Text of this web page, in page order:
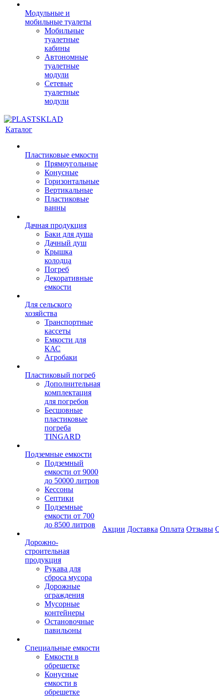
Модульные и
мобильные туалеты
Мобильные
туалетные
кабины
Автономные
туалетные
модули
Сетевые
туалетные
модули
Каталог
Пластиковые емкости
Прямоугольные
Конусные
Горизонтальные
Вертикальные
Пластиковые
ванны
Дачная продукция
Баки для душа
Дачный душ
Крышка
колодца
Погреб
Декоративные
емкости
Для сельского
хозяйства
Транспортные
кассеты
Емкости для
КАС
Агробаки
Пластиковый погреб
Дополнительная
комплектация
для погребов
Бесшовные
пластиковые
погреба
TINGARD
Подземные емкости
Подземный
емкости от 9000
до 50000 литров
Кессоны
Септики
Подземные
емкости от 700
до 8500 литров
Дорожно-
строительная
продукция
Рукава для
сброса мусора
Дорожные
ограждения
Мусорные
контейнеры
Остановочные
павильоны
Специальные емкости
Емкости в
обрешетке
Конусные
емкости в
обрешетке
Акции Доставка Оплата Отзывы